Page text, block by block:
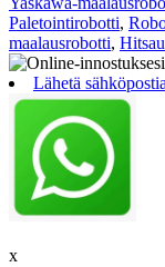
Paletointirobotti,
maalausrobotti,
Lähetä sähköpostia
x